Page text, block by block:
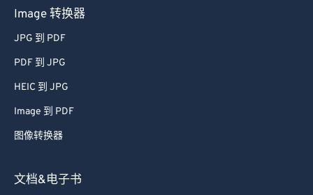
Image 转换器
JPG 到 PDF
PDF 到 JPG
HEIC 到 JPG
Image 到 PDF
图像转换器
文档&电子书